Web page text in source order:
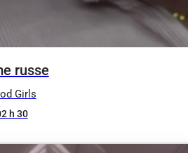
russe
Girls
h 30